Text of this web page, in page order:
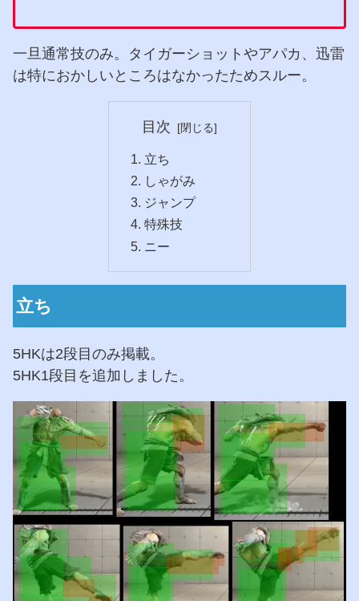
一旦通常技のみ。タイガーショットやアパカ、迅雷
は特におかしいところはなかったためスルー。
目次
立ち
しゃがみ
ジャンプ
特殊技
ニー
立ち
5HKは2段目のみ掲載。
5HK1段目を追加しました。